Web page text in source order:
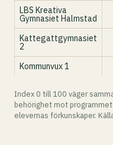
LBS Kreativa
Gymnasiet Halmstad
Kattegattgymnasiet
2
Kommunvux 1
Index 0 till 100 väger
behörighet mot
elevernas förkunskaper.